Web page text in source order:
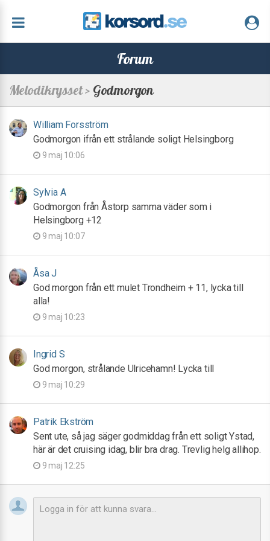
Forum
Melodikrysset > Godmorgon
William Forsström
Godmorgon ifrån ett strålande soligt Helsingborg
9 maj 10:06
Sylvia A
Godmorgon från Åstorp samma väder som i
Helsingborg +12
9 maj 10:07
Åsa J
God morgon från ett mulet Trondheim + 11, lycka till
alla!
9 maj 10:23
Ingrid S
God morgon, strålande Ulricehamn! Lycka till
9 maj 10:29
Patrik Ekström
Sent ute, så jag säger godmiddag från ett soligt Ystad,
här är det cruising idag, blir bra drag. Trevlig helg allihop.
9 maj 12:25